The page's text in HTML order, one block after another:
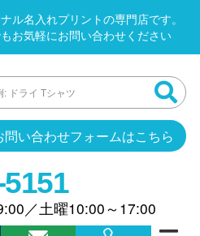
ル名入れプリントの専門店です。
お気軽にお問い合わせください
問い合わせフォームはこちら
／土曜10:00～17:00